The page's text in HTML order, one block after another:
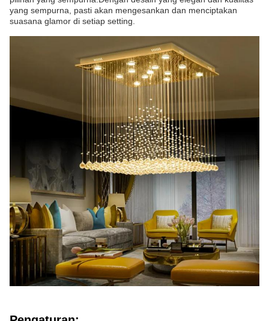
yang sempurna, pasti akan mengesankan dan menciptakan
suasana glamor di setiap setting.